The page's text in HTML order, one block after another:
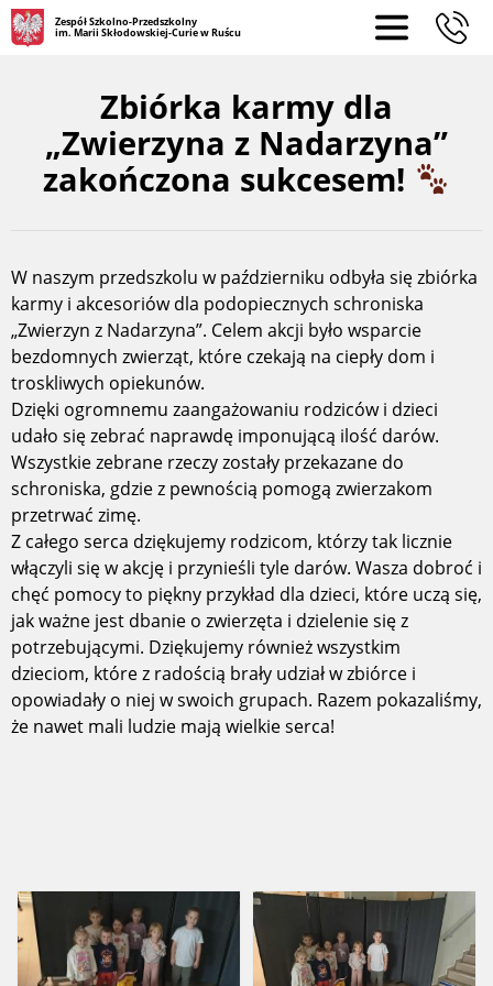
Zespół Szkolno-Przedszkolny
im. Marii Skłodowskiej-Curie w Ruścu
Zbiórka karmy dla
„Zwierzyna z Nadarzyna”
zakończona sukcesem!
W naszym przedszkolu w październiku odbyła się zbiórka
karmy i akcesoriów dla podopiecznych schroniska
„Zwierzyn z Nadarzyna”. Celem akcji było wsparcie
bezdomnych zwierząt, które czekają na ciepły dom i
troskliwych opiekunów.
Dzięki ogromnemu zaangażowaniu rodziców i dzieci
udało się zebrać naprawdę imponującą ilość darów.
Wszystkie zebrane rzeczy zostały przekazane do
schroniska, gdzie z pewnością pomogą zwierzakom
przetrwać zimę.
Z całego serca dziękujemy rodzicom, którzy tak licznie
włączyli się w akcję i przynieśli tyle darów. Wasza dobroć i
chęć pomocy to piękny przykład dla dzieci, które uczą się,
jak ważne jest dbanie o zwierzęta i dzielenie się z
potrzebującymi. Dziękujemy również wszystkim
dzieciom, które z radością brały udział w zbiórce i
opowiadały o niej w swoich grupach. Razem pokazaliśmy,
że nawet mali ludzie mają wielkie serca!